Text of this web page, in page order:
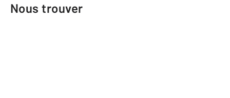
Nous trouver